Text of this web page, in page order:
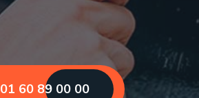
01 60 89 00 00